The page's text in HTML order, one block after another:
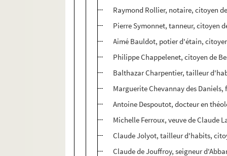
Raymond Rollier, notaire, citoyen
Pierre Symonnet, tanneur, citoyen
Aimé Bauldot, potier d'étain,
Philippe Chappelenet, citoyen de
Balthazar Charpentier, tailleur
Marguerite Chevannay des
Antoine Despoutot, docteur en
Michelle Ferroux, veuve de Claude
Claude Jolyot, tailleur d'habits,
Claude de Jouffroy, seigneur